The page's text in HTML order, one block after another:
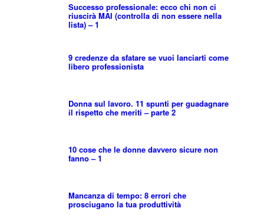
Successo professionale: ecco chi non ci
riuscirà MAI (controlla di non essere nella
lista) – 1
9 credenze da sfatare se vuoi lanciarti come
libero professionista
Donna sul lavoro. 11 spunti per guadagnare
il rispetto che meriti – parte 2
10 cose che le donne davvero sicure non
fanno – 1
Mancanza di tempo: 8 errori che
prosciugano la tua produttività